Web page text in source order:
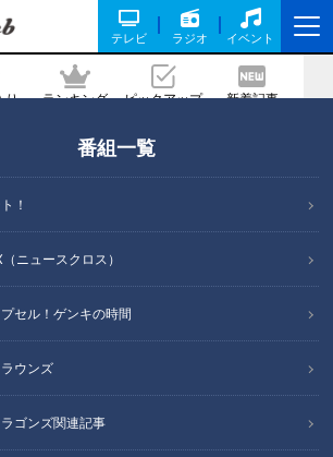
テレビ ラジオ イベント
り ランキング ピックアップ 新着記事
番組一覧
！
ニュースクロス）
セル！ゲンキの時間
ウンズ
ゴンズ関連記事
師が推奨する歯みがきのタ
記事に戻る